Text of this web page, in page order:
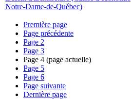
Notre-Dame-de-Québec)
Première page
Page précédente
Page 2
Page 3
Page 4 (page actuelle)
Page 5
Page 6
Page suivante
Dernière page